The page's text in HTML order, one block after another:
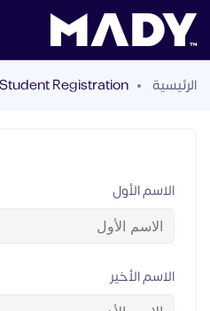
الرئيسية Student Registration
الاسم الأول
الاسم الأخير